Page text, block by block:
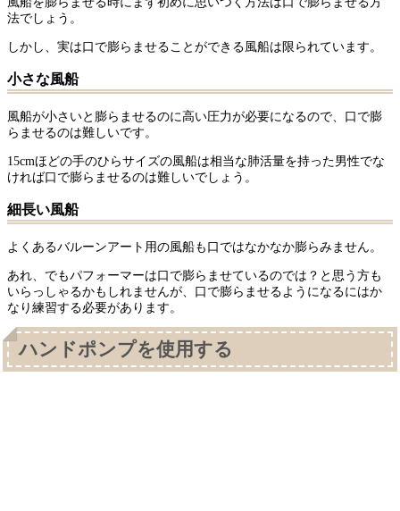
法でしょう。
しかし、実は口で膨らませることができる風船は限られています。
小さな風船
風船が小さいと膨らませるのに高い圧力が必要になるので、口で膨
らませるのは難しいです。
15cmほどの手のひらサイズの風船は相当な肺活量を持った男性でな
ければ口で膨らませるのは難しいでしょう。
細長い風船
よくあるバルーンアート用の風船も口ではなかなか膨らみません。
あれ、でもパフォーマーは口で膨らませているのでは？と思う方も
いらっしゃるかもしれませんが、口で膨らませるようになるにはか
なり練習する必要があります。
ハンドポンプを使用する